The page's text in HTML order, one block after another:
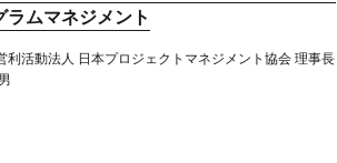
ラムマネジメント
利活動法人 日本プロジェクトマネジメント協会 理事長